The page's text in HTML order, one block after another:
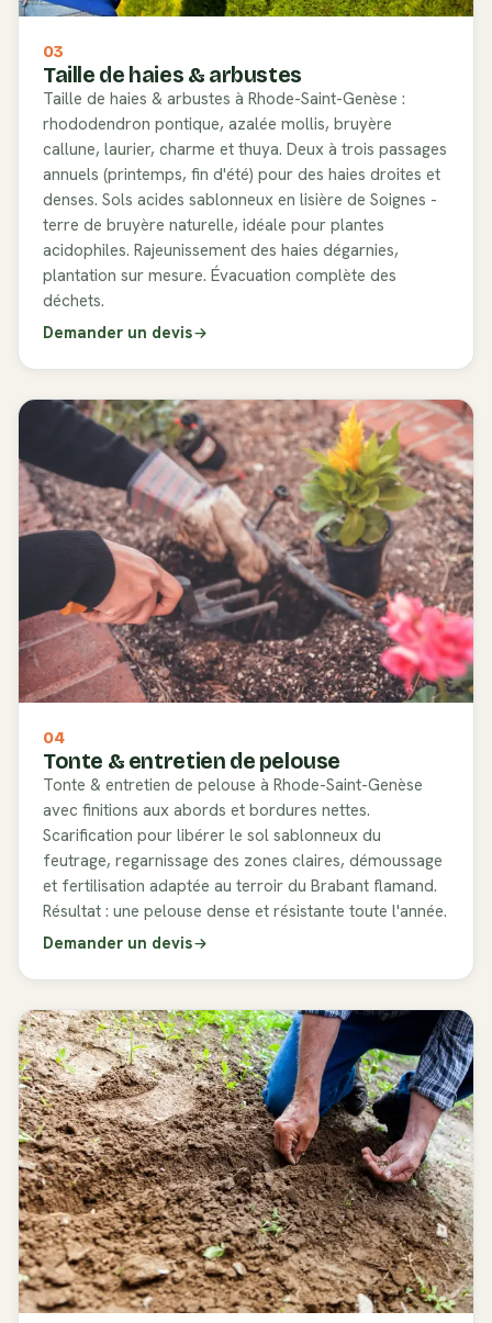
03
Taille de haies & arbustes
Taille de haies & arbustes à Rhode-Saint-Genèse :
rhododendron pontique, azalée mollis, bruyère
callune, laurier, charme et thuya. Deux à trois passages
annuels (printemps, fin d'été) pour des haies droites et
denses. Sols acides sablonneux en lisière de Soignes -
terre de bruyère naturelle, idéale pour plantes
acidophiles. Rajeunissement des haies dégarnies,
plantation sur mesure. Évacuation complète des
déchets.
Demander un devis
04
Tonte & entretien de pelouse
Tonte & entretien de pelouse à Rhode-Saint-Genèse
avec finitions aux abords et bordures nettes.
Scarification pour libérer le sol sablonneux du
feutrage, regarnissage des zones claires, démoussage
et fertilisation adaptée au terroir du Brabant flamand.
Résultat : une pelouse dense et résistante toute l'année.
Demander un devis